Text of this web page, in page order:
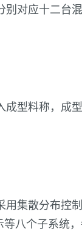
对应十二
型料称，
集散分布
八个子系统